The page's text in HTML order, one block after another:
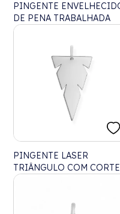
PINGENTE
DE PENA TRABALHADA
PINGENTE LASER
TRIÂNGULO COM
LATERAIS